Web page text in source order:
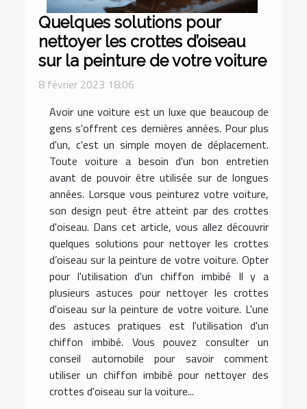
Quelques solutions pour
nettoyer les crottes d’oiseau
sur la peinture de votre voiture
8 février 2023 18:06
Avoir une voiture est un luxe que beaucoup de
gens s'offrent ces dernières années. Pour plus
d'un, c'est un simple moyen de déplacement.
Toute voiture a besoin d'un bon entretien
avant de pouvoir être utilisée sur de longues
années. Lorsque vous peinturez votre voiture,
son design peut être atteint par des crottes
d'oiseau. Dans cet article, vous allez découvrir
quelques solutions pour nettoyer les crottes
d’oiseau sur la peinture de votre voiture. Opter
pour l'utilisation d'un chiffon imbibé Il y a
plusieurs astuces pour nettoyer les crottes
d'oiseau sur la peinture de votre voiture. L'une
des astuces pratiques est l'utilisation d'un
chiffon imbibé. Vous pouvez consulter un
conseil automobile pour savoir comment
utiliser un chiffon imbibé pour nettoyer des
crottes d'oiseau sur la voiture...